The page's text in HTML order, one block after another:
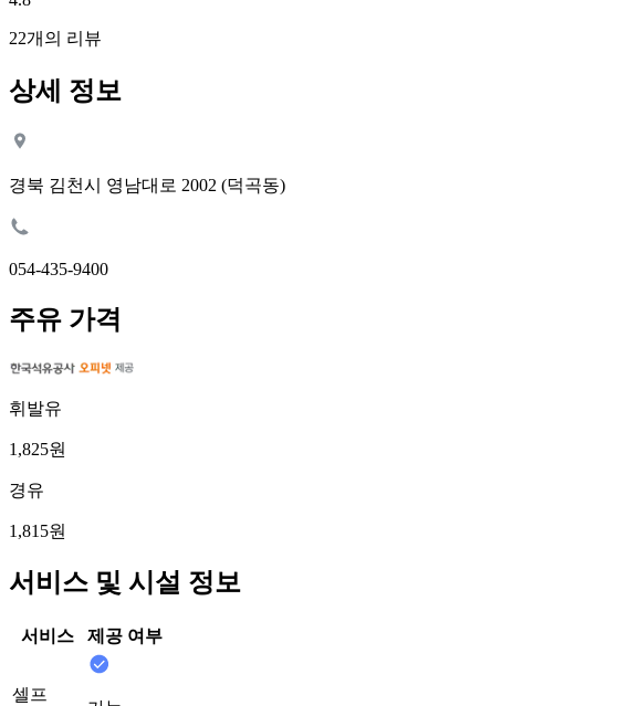
22개의 리뷰
상세 정보
경북 김천시 영남대로 2002 (덕곡동)
054-435-9400
주유 가격
휘발유
1,825원
경유
1,815원
서비스 및 시설 정보
서비스 제공 여부
셀프